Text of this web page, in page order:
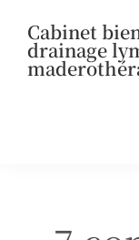
contenu
principal
pied
Cabinet
drainage